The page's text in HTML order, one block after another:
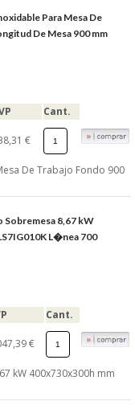
Para Mesa De
De Mesa 900 mm
Cant.
€
De Trabajo Fondo 900
Sobremesa 8,67 kW
L�nea 700
Cant.
€
kW 400x730x300h mm